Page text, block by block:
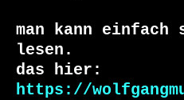
man kann einfach
lesen.
https://